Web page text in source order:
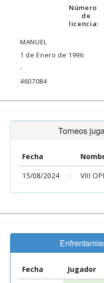
Número
de
licencia:
MANUEL
1 de Enero de 1996
-
4607084
Torneos
Fecha
15/08/2024
VIII
Fecha Jugador